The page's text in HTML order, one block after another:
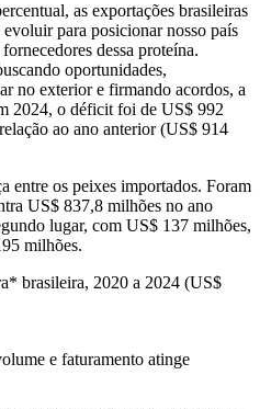
as exportações brasileiras
para posicionar nosso país
dessa proteína.
oportunidades,
no exterior e firmando acordos, a
2024, o déficit foi de US$ 992
ao ano anterior (US$ 914
entre os peixes importados. Foram
US$ 837,8 milhões no ano
lugar, com US$ 137 milhões,
milhões.
brasileira, 2020 a 2024 (US$
e faturamento atinge